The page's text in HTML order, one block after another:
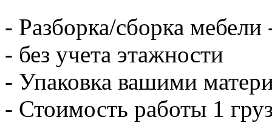
- Разборка/сборка мебели
- без учета этажности
- Упаковка вашими
- Стоимость работы 1